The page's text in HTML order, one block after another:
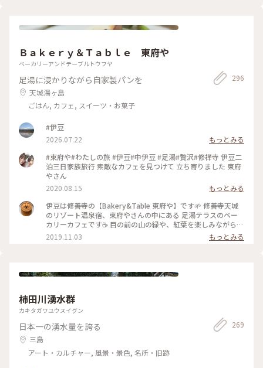
レトロ #レトロ商店街 #昭和レトロな商店街 #桜井商店温泉ま
グルメ #食べ歩き #旅のごはん #富士山 #熱海駅 #熱海 #熱海市
#静岡県 #静岡
っててびっくり！周辺にもお店がいっばいあったので、こっち
だったので、バスで熱海駅まで帰って来ちゃった😂 #熱海温泉
#熱海旅行 #熱海スイーツ #ことりっぷ静岡
Ｂａｋｅｒｙ＆Ｔａｂｌｅ 東府や
ベーカリーアンドテーブルトウフヤ
足湯に浸かりながら自家製パンを
天城湯ヶ島
ごはん, カフェ, スイーツ・お菓子
296
#伊豆
2026.07.22
もっとみる
#東府や#わたしの旅 #伊豆#中伊豆 #足湯#贅沢#修禅寺 伊豆二
泊三日家族旅行 素敵なカフェを見つけて 立ち寄りました 東府
やさん
2020.08.15
もっとみる
伊豆は修善寺の【Bakery&Table 東府や】です🌱 修善寺天城
のリゾート温泉宿、東府やさんの中にある 足湯テラスのベー
カリーカフェです☕️ 目の前の山の緑や、紅葉を楽しみながら、
吉奈温泉の足湯に浸かって、 美味しいパンをいただけます🥐🥪
足湯ベーカリーカフェはもちろん、 大正時代を感じられるレ
節によってメニューが変わったり、美味しいパンがたくさんあ
館 #静岡 #ドライブ
2019.11.03 もっとみる
柿田川湧水群
カキタガワユウスイグン
日本一の湧水量を誇る
三島
アート・カルチャー, 風景・景色, 名所・旧跡
269